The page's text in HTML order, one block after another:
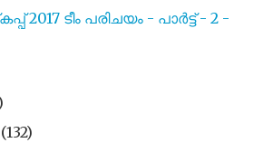
2017 ടീം പരിചയം - പാർട്ട് - 2 -
(132)